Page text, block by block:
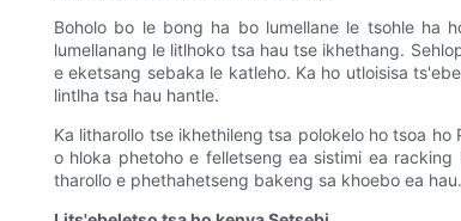
Boholo bo le bong ha bo lumellane le tsohle ha
lumellanang le litlhoko tsa hau tse ikhethang.
e eketsang sebaka le katleho. Ka ho utloisisa
lintlha tsa hau hantle.
Ka litharollo tse ikhethileng tsa polokelo ho tsoa
o hloka phetoho e felletseng ea sistimi ea
tharollo e phethahetseng bakeng sa khoebo ea hau.